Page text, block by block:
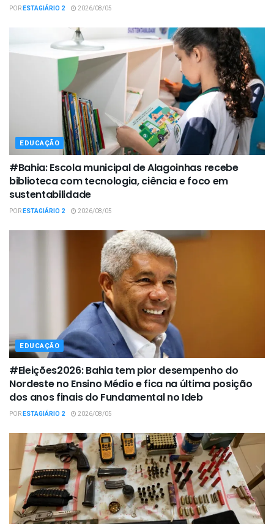
PORESTAGIÁRIO 2 2026/08/05
EDUCAÇÃO
#Bahia: Escola municipal de Alagoinhas recebe
biblioteca com tecnologia, ciência e foco em
sustentabilidade
PORESTAGIÁRIO 2 2026/08/05
EDUCAÇÃO
#Eleições2026: Bahia tem pior desempenho do
Nordeste no Ensino Médio e fica na última posição
dos anos finais do Fundamental no Ideb
PORESTAGIÁRIO 2 2026/08/05